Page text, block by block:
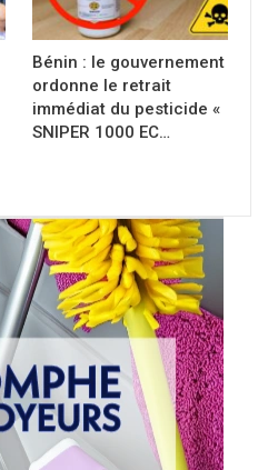
Bénin : le gouvernement
ordonne le retrait
immédiat du pesticide «
SNIPER 1000 EC…